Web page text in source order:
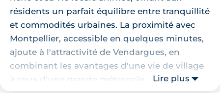
résidents un parfait équilibre entre tranquillité
et commodités urbaines. La proximité avec
Montpellier, accessible en quelques minutes,
ajoute à l'attractivité de Vendargues, en
combinant les avantages d'une vie de village
à ceux d'une grande métropole.
Lire plus